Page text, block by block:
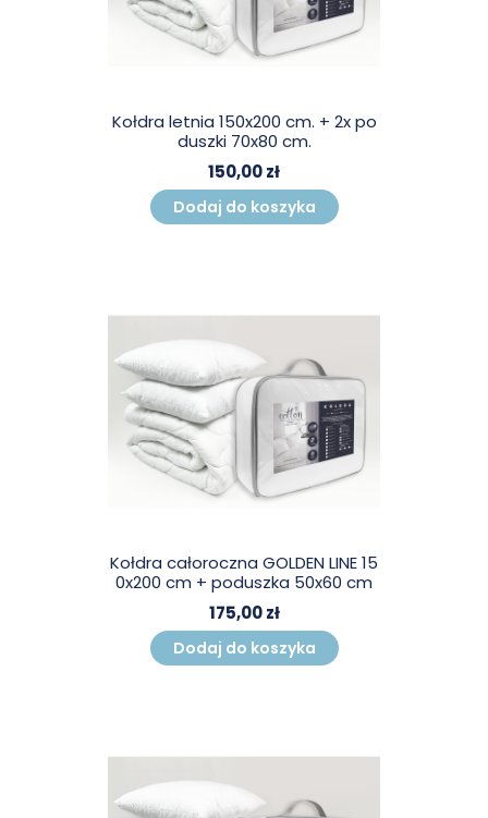
Kołdra letnia 150x200 cm. + 2x po
duszki 70x80 cm.
150,00 zł
Dodaj do koszyka
Kołdra całoroczna GOLDEN LINE 15
0x200 cm + poduszka 50x60 cm
175,00 zł
Dodaj do koszyka